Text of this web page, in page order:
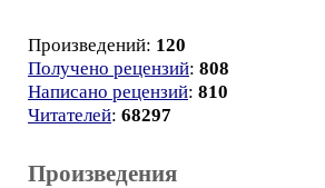
Произведений: 120
Получено рецензий: 808
Написано рецензий: 810
Читателей: 68297
Произведения